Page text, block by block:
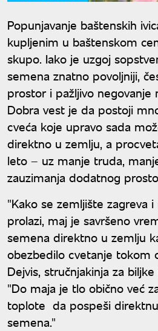
Popunjavanje baštenskih
kupljenim u baštenskom
skupo. Iako je uzgoj
semena znatno povoljniji,
prostor i pažljivo negovanje
Dobra vest je da postoji
cveća koje upravo sada
direktno u zemlju, a
leto – uz manje truda,
zauzimanja dodatnog
"Kako se zemljište zagreva
prolazi, maj je savršeno
semena direktno u zemlju
obezbedilo cvetanje tokom
Dejvis, stručnjakinja za
"Do maja je tlo obično već
toplote da pospeši
semena."